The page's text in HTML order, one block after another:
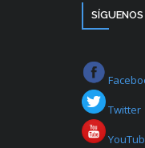
SÍGUENOS
Twitter